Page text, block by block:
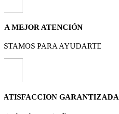
MEJOR ATENCIÓN
PARA AYUDARTE
GARANTIZADA